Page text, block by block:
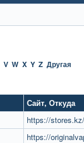
V W X Y Z Другая
Сайт, Откуда
https://stores.kz/
https://